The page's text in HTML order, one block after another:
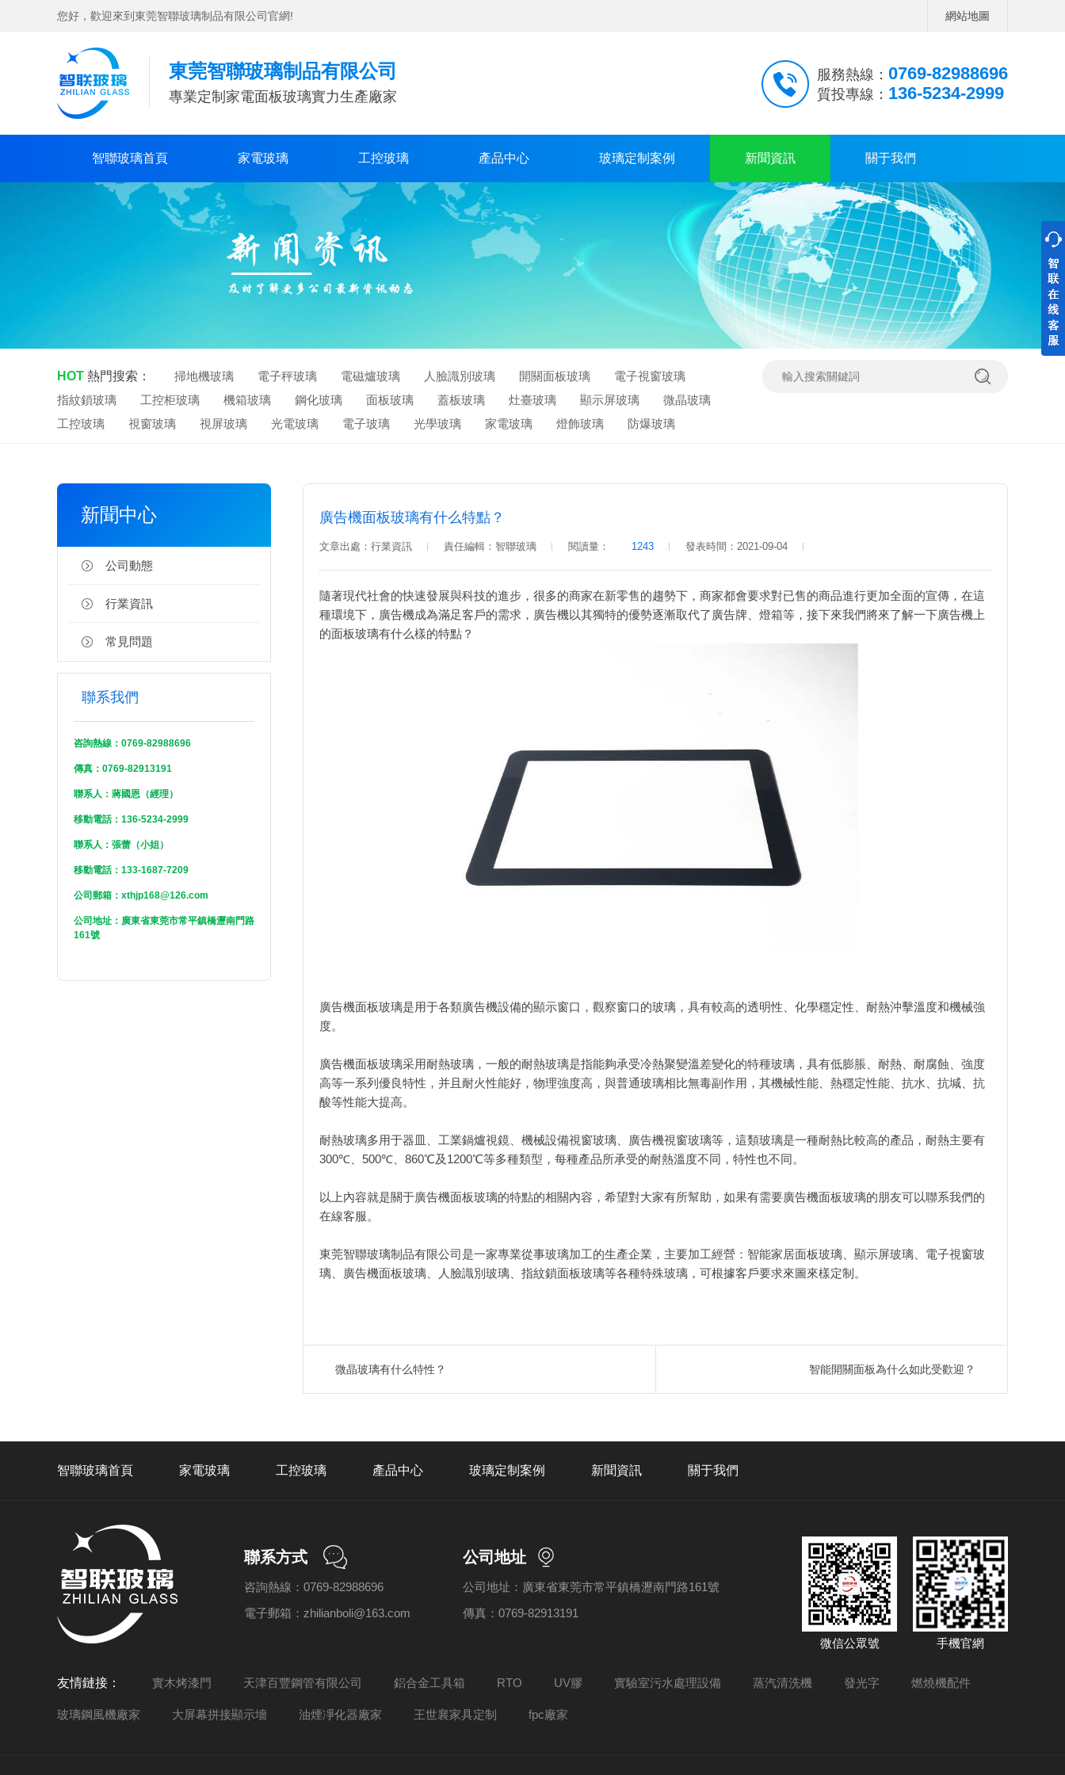
您好，歡迎來到東莞智聯玻璃制品有限公司官網! 網站地圖
東莞智聯玻璃制品有限公司
專業定制家電面板玻璃實力生產廠家
服務熱線： 0769-82988696
質投專線： 136-5234-2999
智聯玻璃首頁 家電玻璃 工控玻璃 產品中心 玻璃定制案例 新聞資訊 關于我們
HOT 熱門搜索： 掃地機玻璃 電子秤玻璃 電磁爐玻璃 人臉識別玻璃 開關面板玻璃
電子視窗玻璃
指紋鎖玻璃
工控柜玻璃 機箱玻璃 鋼化玻璃 面板玻璃 蓋板玻璃 灶臺玻璃 顯示屏玻璃
微晶玻璃
工控玻璃
視窗玻璃 視屏玻璃 光電玻璃 電子玻璃 光學玻璃 家電玻璃 燈飾玻璃 防爆玻璃
新聞中心
公司動態
行業資訊
常見問題
聯系我們
咨詢熱線：0769-82988696
傳真：0769-82913191
聯系人：蔣國恩（經理）
移動電話：136-5234-2999
聯系人：張蕾（小姐）
移動電話：133-1687-7209
公司郵箱：xthjp168@126.com
公司地址：廣東省東莞市常平鎮橋瀝南門路
161號
廣告機面板玻璃有什么特點？
文章出處：行業資訊 責任編輯：智聯玻璃 閱讀量： 1243 發表時間：2021-09-04
隨著現代社會的快速發展與科技的進步，很多的商家在新零售的趨勢下，商家都會要求對已售的商品進行更加全面的宣傳，在這
種環境下，廣告機成為滿足客戶的需求，廣告機以其獨特的優勢逐漸取代了廣告牌、燈箱等，接下來我們將來了解一下廣告機上
的面板玻璃有什么樣的特點？
廣告機面板玻璃是用于各類廣告機設備的顯示窗口，觀察窗口的玻璃，具有較高的透明性、化學穩定性、耐熱沖擊溫度和機械強
度。
廣告機面板玻璃采用耐熱玻璃，一般的耐熱玻璃是指能夠承受冷熱聚變溫差變化的特種玻璃，具有低膨脹、耐熱、耐腐蝕、強度
高等一系列優良特性，并且耐火性能好，物理強度高，與普通玻璃相比無毒副作用，其機械性能、熱穩定性能、抗水、抗堿、抗
酸等性能大提高。
耐熱玻璃多用于器皿、工業鍋爐視鏡、機械設備視窗玻璃、廣告機視窗玻璃等，這類玻璃是一種耐熱比較高的產品，耐熱主要有
300℃、 500℃、 860℃及 1200℃等多種類型，每種產品所承受的耐熱溫度不同，特性也不同。
以上內容就是關于廣告機面板玻璃的特點的相關內容，希望對大家有所幫助，如果有需要廣告機面板玻璃的朋友可以聯系我們的
在線客服。
東莞智聯玻璃制品有限公司是一家專業從事玻璃加工的生產企業，主要加工經營：智能家居面板玻璃、顯示屏玻璃、電子視窗玻
璃、廣告機面板玻璃、人臉識別玻璃、指紋鎖面板玻璃等各種特殊玻璃，可根據客戶要求來圖來樣定制。
微晶玻璃有什么特性？ 智能開關面板為什么如此受歡迎？
智聯玻璃首頁 家電玻璃 工控玻璃 產品中心 玻璃定制案例 新聞資訊 關于我們
聯系方式
咨詢熱線：0769-82988696
電子郵箱：zhilianboli@163.com
公司地址
公司地址：廣東省東莞市常平鎮橋瀝南門路161號
傳真：0769-82913191
手機官網
微信公眾號
友情鏈接： 實木烤漆門 天津百豐鋼管有限公司 鋁合金工具箱 RTO UV膠 實驗室污水處理設備 蒸汽清洗機 發光字 燃燒機配件
玻璃鋼風機廠家 大屏幕拼接顯示墻 油煙凈化器廠家 王世襄家具定制 fpc廠家